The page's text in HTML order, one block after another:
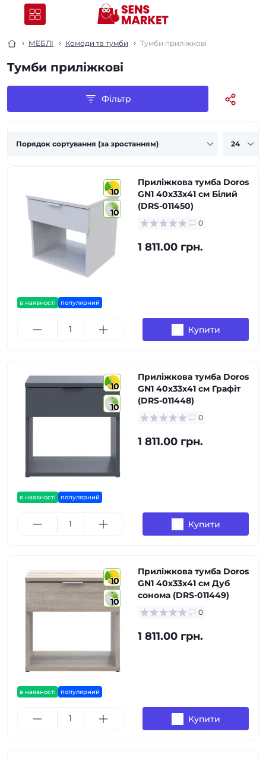
МЕБЛІ Комоди та тумби Tумби приліжкові
Tумби приліжкові
Фільтр
10
10
в наявності популярний
Приліжкова тумба Doros
GN1 40х33х41 см Білий
(DRS-011450)
0
1 811.00 грн.
Купити
10
10
в наявності популярний
Приліжкова тумба Doros
GN1 40х33х41 см Графіт
(DRS-011448)
0
1 811.00 грн.
Купити
10
10
в наявності популярний
Приліжкова тумба Doros
GN1 40х33х41 см Дуб
сонома (DRS-011449)
0
1 811.00 грн.
Купити